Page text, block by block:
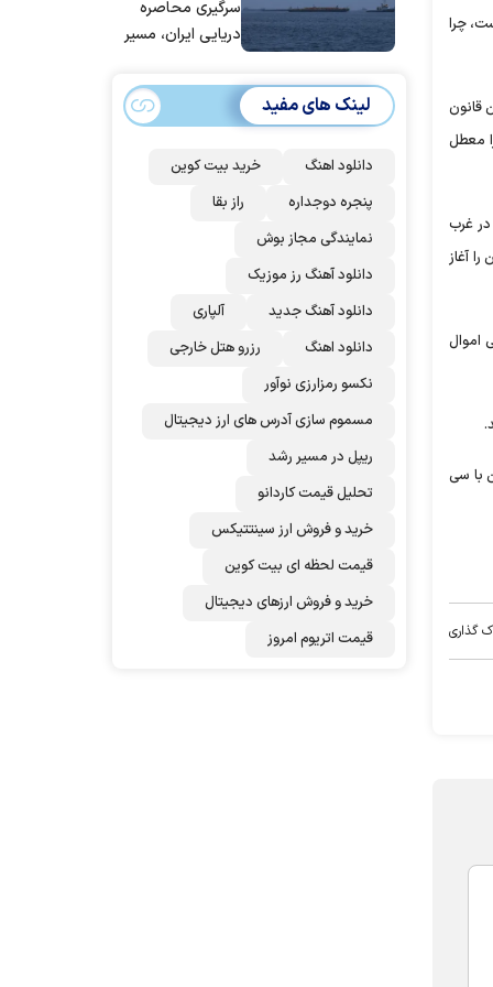
چرا
قانون
معطل
غرب
آغاز
اموال
با سی
گذاری
پاکستان می
سرگیری محاصره
دریایی ایران، مسیر
تغییر داده‌ایم
لینک های مفید
دانلود اهنگ
خرید بیت کوین
پنجره دوجداره
راز بقا
نمایندگی مجاز بوش
دانلود آهنگ رز‌ موزیک
دانلود آهنگ جدید
آلپاری
دانلود اهنگ
رزرو هتل خارجی
نکسو رمزارزی نوآور
مسموم سازی آدرس های ارز دیجیتال
ریپل در مسیر رشد
تحلیل قیمت کاردانو
خرید و فروش ارز سینتتیکس
قیمت لحظه ای بیت کوین
خرید و فروش ارزهای دیجیتال
قیمت اتریوم امروز